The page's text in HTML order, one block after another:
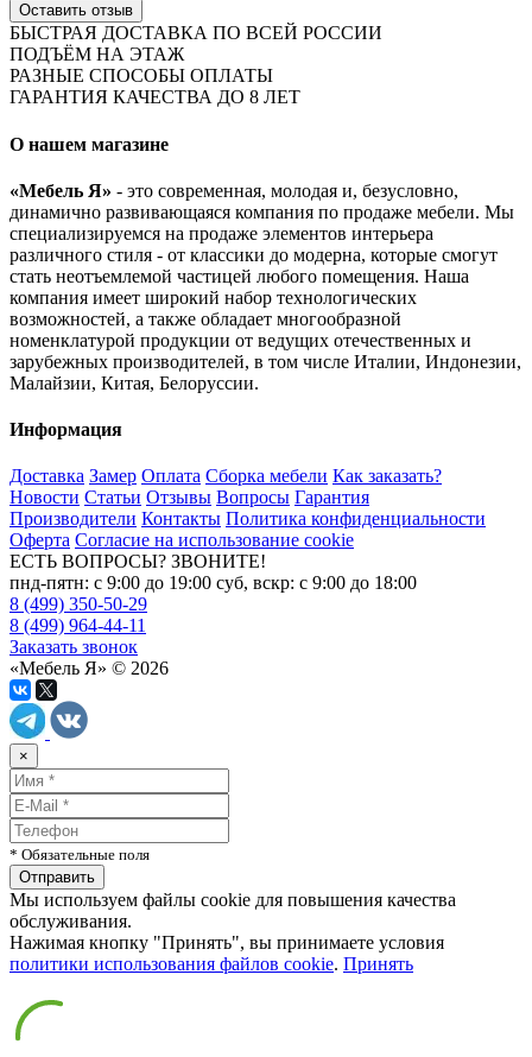
Оставить отзыв
БЫСТРАЯ ДОСТАВКА ПО ВСЕЙ РОССИИ
ПОДЪЁМ НА ЭТАЖ
РАЗНЫЕ СПОСОБЫ ОПЛАТЫ
ГАРАНТИЯ КАЧЕСТВА ДО 8 ЛЕТ
О нашем магазине
«Мебель Я» - это современная, молодая и, безусловно,
динамично развивающаяся компания по продаже мебели. Мы
специализируемся на продаже элементов интерьера
различного стиля - от классики до модерна, которые смогут
стать неотъемлемой частицей любого помещения. Наша
компания имеет широкий набор технологических
возможностей, а также обладает многообразной
номенклатурой продукции от ведущих отечественных и
зарубежных производителей, в том числе Италии, Индонезии,
Малайзии, Китая, Белоруссии.
Информация
Доставка Замер Оплата Сборка мебели Как заказать?
Новости Статьи Отзывы Вопросы Гарантия
Производители Контакты Политика конфиденциальности
Оферта Согласие на использование cookie
ЕСТЬ ВОПРОСЫ? ЗВОНИТЕ!
пнд-пятн: с 9:00 до 19:00 суб, вскр: с 9:00 до 18:00
8 (499) 350-50-29
8 (499) 964-44-11
Заказать звонок
«Мебель Я» © 2026
×
* Обязательные поля
Мы используем файлы cookie для повышения качества
обслуживания.
Нажимая кнопку "Принять", вы принимаете условия
политики использования файлов cookie. Принять